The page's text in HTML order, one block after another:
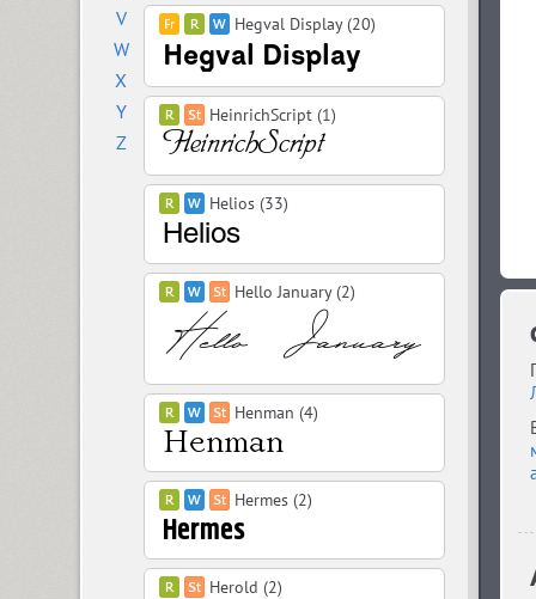
V
W
X
Y
Z
Hegval Display (20)
HeinrichScript (1)
Helios (33)
Hello January (2)
Henman (4)
Hermes (2)
Herold (2)